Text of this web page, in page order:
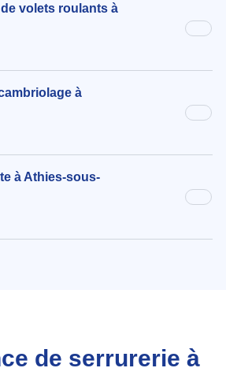
volets roulants à
à
à Athies-sous-
de serrurerie à